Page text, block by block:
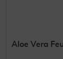
Aloe Vera